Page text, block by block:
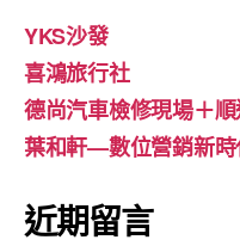
YKS沙發
喜鴻旅行社
德尚汽車檢修現場＋
葉和軒—數位營銷新
近期留言